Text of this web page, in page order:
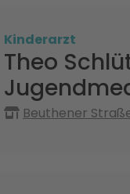
Kinderarzt
Theo
Beuthener